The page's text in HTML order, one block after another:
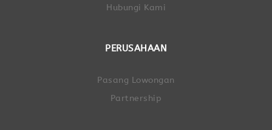
Hubungi Kami
PERUSAHAAN
Pasang Lowongan
Partnership